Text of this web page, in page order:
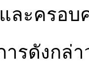
และครอ
รดังกล่